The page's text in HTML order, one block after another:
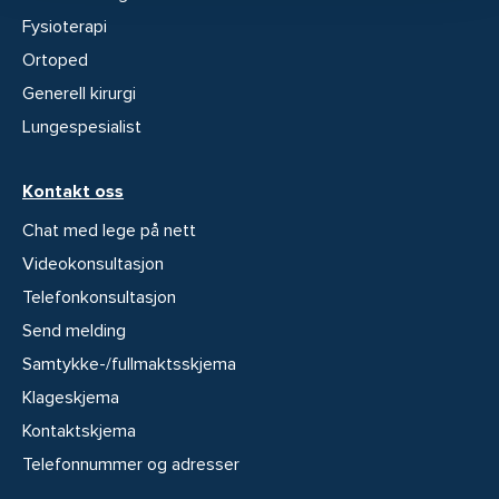
Fysioterapi
Ortoped
Generell kirurgi
Lungespesialist
Kontakt oss
Chat med lege på nett
Videokonsultasjon
Telefonkonsultasjon
Send melding
Samtykke-/fullmaktsskjema
Klageskjema
Kontaktskjema
Telefonnummer og adresser